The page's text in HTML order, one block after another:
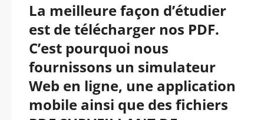
La meilleure façon d’étudier
est de télécharger nos PDF.
C’est pourquoi nous
fournissons un simulateur
Web en ligne, une application
mobile ainsi que des fichiers